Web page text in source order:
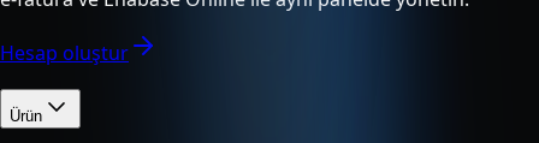
Hesap oluştur
Ürün